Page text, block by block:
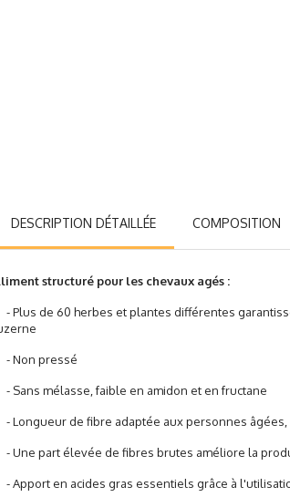
DESCRIPTION DÉTAILLÉE COMPOSITION
structuré pour les chevaux agés :
- Plus de 60 herbes et plantes différentes
- Non pressé
- Sans mélasse, faible en amidon et en fructane
- Longueur de fibre adaptée aux personnes
- Une part élevée de fibres brutes améliore la
- Apport en acides gras essentiels grâce à